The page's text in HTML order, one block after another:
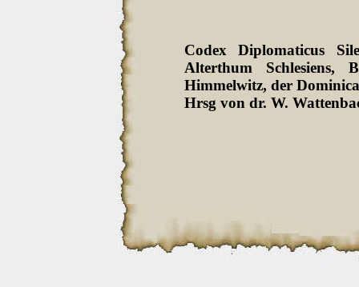
Codex Diplomaticus
Alterthum
Himmelwitz, der
Hrsg von dr. W.